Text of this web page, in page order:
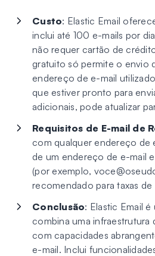
Custo: Elastic Email
inclui até 100 e-mails por
não requer cartão de
gratuito só permite o envio
endereço de e-mail
que estiver pronto para
adicionais, pode atualizar
Requisitos de E-mail de
com qualquer endereço de
de um endereço de e-mail
(por exemplo,
recomendado para taxas
Conclusão: Elastic Email
combina uma infraestrutura
com capacidades
e-mail. Inclui